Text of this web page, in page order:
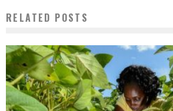
RELATED POSTS